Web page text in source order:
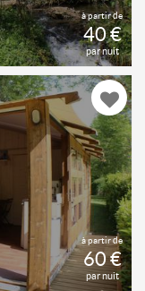
à partir de
40 €
par nuit
à partir de
60 €
par nuit